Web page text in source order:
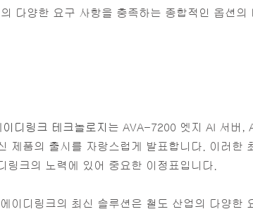
다양한 요구 사항을 충족하는 종합적인 옵션의
이디링크 테크놀로지 는 AVA-7200 엣지 AI 서버,
제품의 출시를 자랑스럽게 발표합니다. 이러한
크의 노력에 있어 중요한 이정표입니다.
이디링크의 최신 솔루션은 철도 산업의 다양한